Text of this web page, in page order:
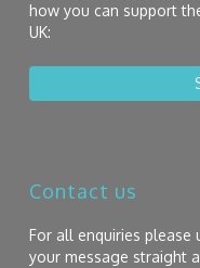
how you can support
UK:
Contact us
For all enquiries
your message straight